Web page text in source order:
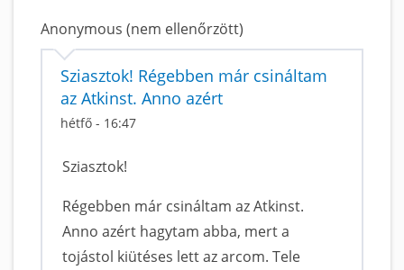
Anonymous (nem ellenőrzött)
Sziasztok! Régebben már csináltam
az Atkinst. Anno azért
hétfő - 16:47
Sziasztok!
Régebben már csináltam az Atkinst.
Anno azért hagytam abba, mert a
tojástol kiütéses lett az arcom. Tele